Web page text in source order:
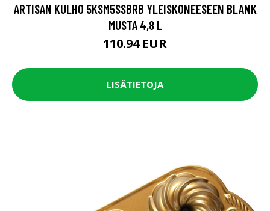
ARTISAN KULHO 5KSM5SSBRB YLEISKONEESEEN BLANK
MUSTA 4,8 L
110.94 EUR
LISÄTIETOJA